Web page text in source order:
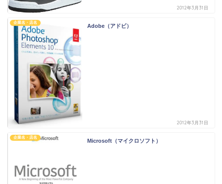
2012年3月31日
企業名・店名
Adobe（アドビ）
2012年3月31日
企業名・店名
Microsoft（マイクロソフト）